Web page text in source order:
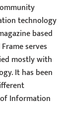
technology
based
serves
mostly with
It has been
Information